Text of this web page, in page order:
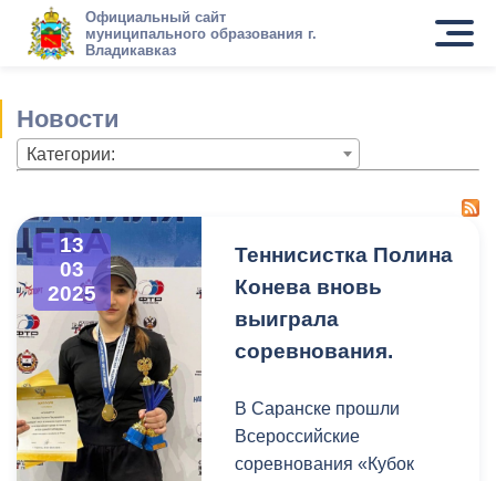
Официальный сайт
муниципального образования г.
Владикавказ
Новости
Категории:
13
03
2025
Теннисистка Полина
Конева вновь
выиграла
соревнования.
В Саранске прошли
Всероссийские
соревнования «Кубок